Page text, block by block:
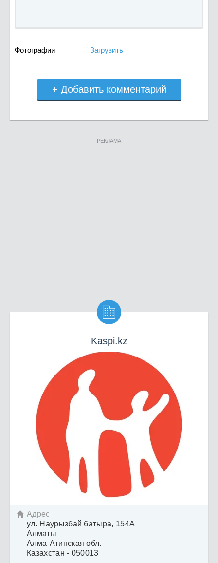
Фотографии Загрузить
+ Добавить комментарий
РЕКЛАМА

Kaspi.kz
 Адрес
ул. Наурызбай батыра, 154А
Алматы
Алма-Атинская обл.
Казахстан - 050013